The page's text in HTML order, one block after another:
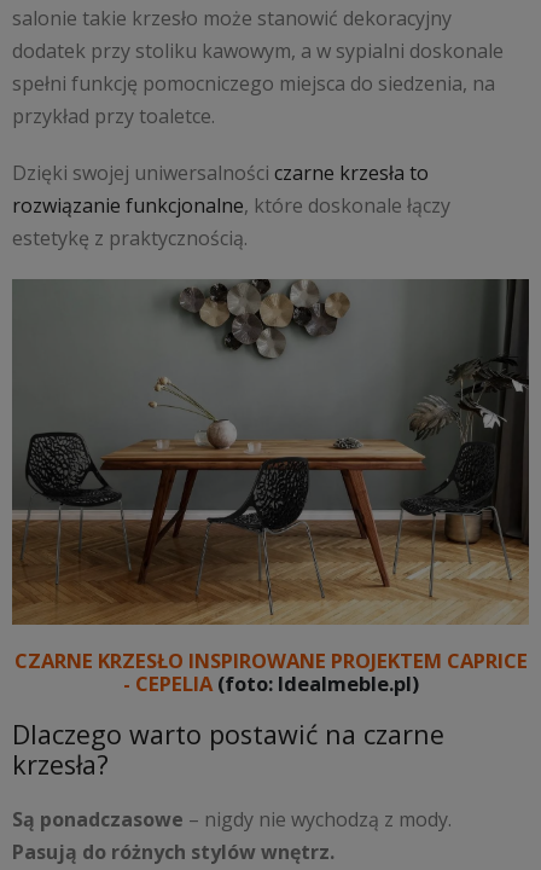
salonie takie krzesło może stanowić dekoracyjny
dodatek przy stoliku kawowym, a w sypialni doskonale
spełni funkcję pomocniczego miejsca do siedzenia, na
przykład przy toaletce.
Dzięki swojej uniwersalności czarne krzesła to
rozwiązanie funkcjonalne, które doskonale łączy
estetykę z praktycznością.
CZARNE KRZESŁO INSPIROWANE PROJEKTEM CAPRICE
- CEPELIA(foto: Idealmeble.pl)
Dlaczego warto postawić na czarne
krzesła?
Są ponadczasowe – nigdy nie wychodzą z mody.
Pasują do różnych stylów wnętrz.